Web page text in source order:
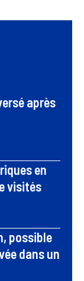
après
en
visités
possible
dans un